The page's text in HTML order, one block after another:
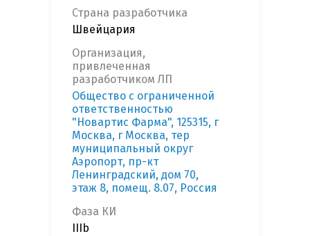
Страна разработчика
Швейцария
Организация,
привлеченная
разработчиком ЛП
Общество с ограниченной
ответственностью
"Новартис Фарма", 125315, г
Москва, г Москва, тер
муниципальный округ
Аэропорт, пр-кт
Ленинградский, дом 70,
этаж 8, помещ. 8.07, Россия
Фаза КИ
IIIb